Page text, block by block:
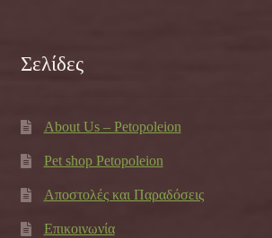
Σελίδες
About Us – Petopoleion
Pet shop Petopoleion
Αποστολές και Παραδόσεις
Επικοινωνία